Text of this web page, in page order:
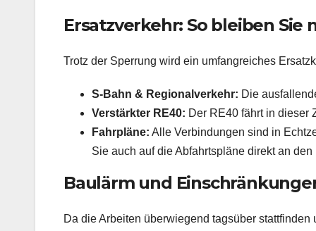
Ersatzverkehr: So bleiben Sie
Trotz der Sperrung wird ein umfangreiches
S-Bahn & Regionalverkehr: Die
Verstärkter RE40: Der RE40 fährt in dieser
Fahrpläne: Alle Verbindungen sind in
Sie auch auf die Abfahrtspläne direkt an
Baulärm und
Da die Arbeiten überwiegend tagsüber